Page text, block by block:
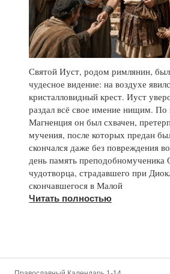
Святой Иуст, родом римлянин,
чудесное видение: на воздухе
кристалловидный крест. Иуст
раздал всё свое имение нищим. По
Магненция он был схвачен,
мучения, после которых предан
скончался даже без повреждения
день память преподобномученика
чудотворца, страдавшего при
скончавшегося в Малой
Читать полностью